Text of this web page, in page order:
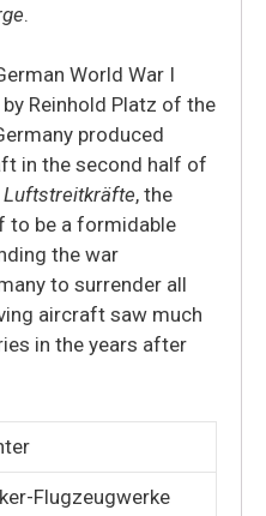
.
World War I
Reinhold Platz of the
produced
in the second half of
Luftstreitkräfte, the
to be a formidable
the war
to surrender all
aircraft saw much
in the years after
Flugzeugwerke